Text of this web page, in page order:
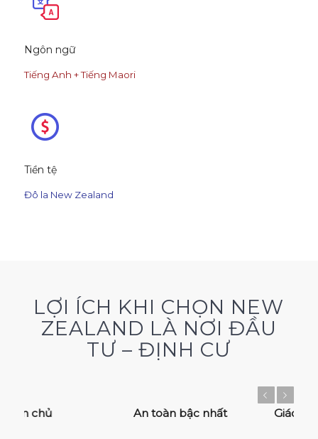
Ngôn ngữ
Tiếng Anh + Tiếng Maori
Tiền tệ
Đô la New Zealand
LỢI ÍCH KHI CHỌN NEW
ZEALAND LÀ NƠI ĐẦU
TƯ – ĐỊNH CƯ
An toàn bậc nhất Giáo dục dẫn đầu